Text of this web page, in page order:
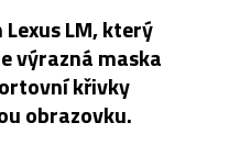
LM, který
výrazná maska
křivky
obrazovku.